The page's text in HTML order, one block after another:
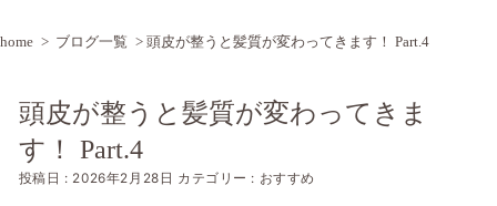
home > ブログ一覧 > 頭皮が整うと髪質が変わってきます！ Part.4
頭皮が整うと髪質が変わってきま
す！ Part.4
投稿日 : 2026年2月28日 カテゴリー : おすすめ